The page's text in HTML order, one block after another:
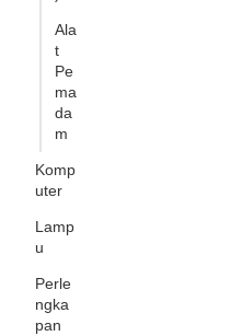
Ala
t
Pe
ma
da
m
Komp
uter
Lamp
u
Perle
ngka
pan